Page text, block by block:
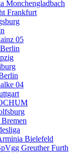
Monchengladbach
Frankfurt
05
04
Bielefeld
Greuther Furth